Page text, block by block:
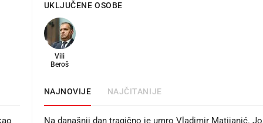
UKLJUČENE OSOBE
Vili
Beroš
NAJNOVIJE NAJČITANIJE
Na današnji dan tragično je umro Vladimir Matijanić.